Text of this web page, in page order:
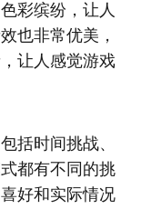
彩缤纷，让人
也非常优美，
让人感觉游戏
括时间挑战、
都有不同的挑
好和实际情况